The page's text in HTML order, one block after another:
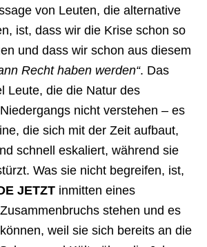
von Leuten, die alternative
ist, dass wir die Krise schon so
und dass wir schon aus diesem
Recht haben werden“. Das
Leute, die die Natur des
nicht verstehen – es
die sich mit der Zeit aufbaut,
schnell eskaliert, während sie
Was sie nicht begreifen, ist,
JETZT inmitten eines
stehen und es
weil sie sich bereits an die